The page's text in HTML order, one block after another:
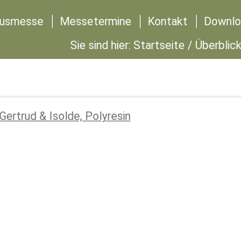
Messetermine Kontakt
Sie sind hier:Startseite /